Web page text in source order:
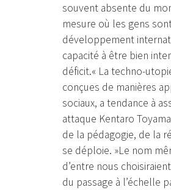
souvent absente du
mesure où les gens
développement
capacité à être bien
déficit.« La techno-
conçues de manières
sociaux, a tendance à
attaque Kentaro
de la pédagogie, de la
se déploie. »Le nom
d’entre nous
du passage à l’échelle